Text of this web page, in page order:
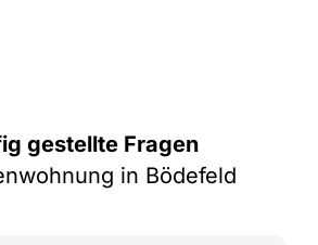
gestellte Fragen
in Bödefeld